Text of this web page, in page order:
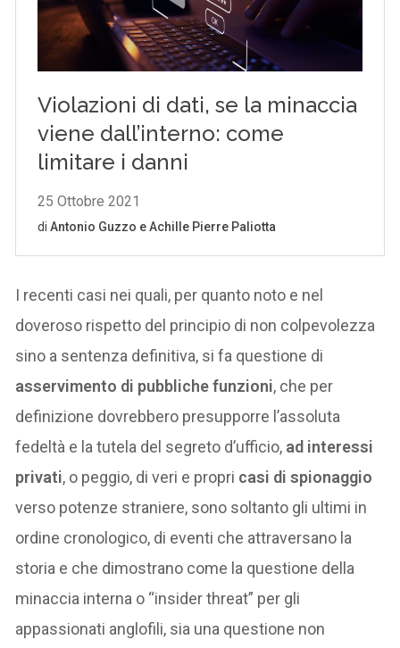
I recenti casi nei quali, per quanto noto e nel
doveroso rispetto del principio di non colpevolezza
sino a sentenza definitiva, si fa questione di
asservimento di pubbliche funzioni, che per
definizione dovrebbero presupporre l’assoluta
fedeltà e la tutela del segreto d’ufficio, ad interessi
privati, o peggio, di veri e propri casi di spionaggio
verso potenze straniere, sono soltanto gli ultimi in
ordine cronologico, di eventi che attraversano la
storia e che dimostrano come la questione della
minaccia interna o “insider threat” per gli
appassionati anglofili, sia una questione non